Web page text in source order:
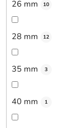
26 mm 10
28 mm 12
35 mm 3
40 mm 1